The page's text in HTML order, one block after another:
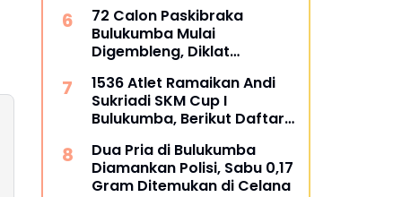
72 Calon Paskibraka
Bulukumba Mulai
Digembleng, Diklat
1536 Atlet Ramaikan Andi
Sukriadi SKM Cup I
Bulukumba, Berikut Daftar
Dua Pria di Bulukumba
Diamankan Polisi, Sabu 0,17
Gram Ditemukan di Celana